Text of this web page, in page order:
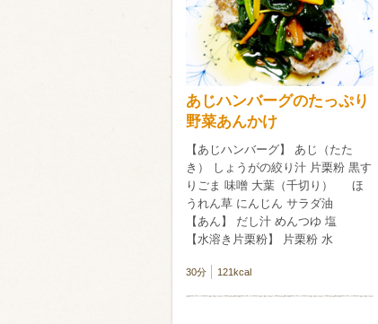
あじハンバーグのたっぷり
野菜あんかけ
【あじハンバーグ】 あじ（たた
き） しょうがの絞り汁 片栗粉 黒す
りごま 味噌 大葉（千切り） ほ
うれん草 にんじん サラダ油
【あん】 だし汁 めんつゆ 塩
【水溶き片栗粉】 片栗粉 水
30分 121kcal